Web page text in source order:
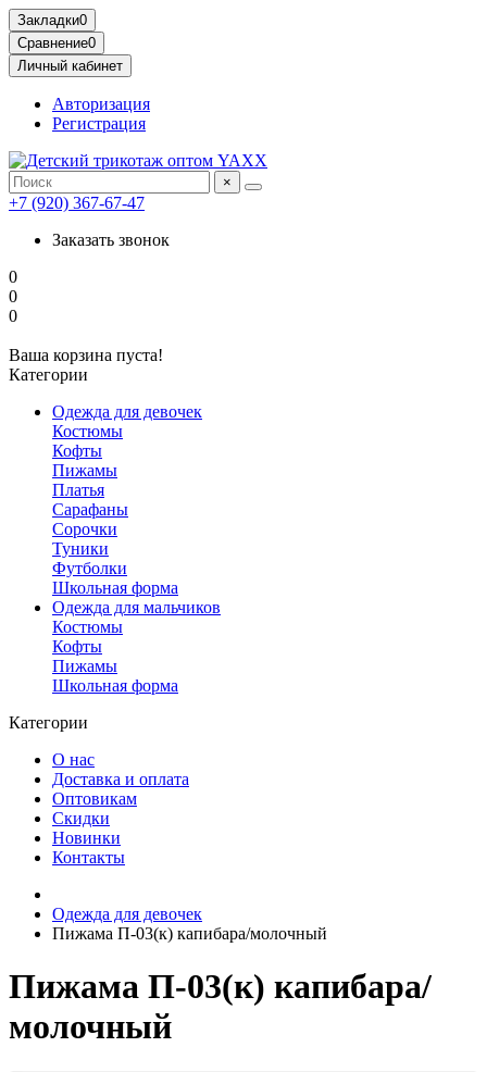
Закладки0
Сравнение0
Личный кабинет
Авторизация
Регистрация
×
+7 (920) 367-67-47
Заказать звонок
0
0
0
Ваша корзина пуста!
Категории
Одежда для девочек
Костюмы
Кофты
Пижамы
Платья
Сарафаны
Сорочки
Туники
Футболки
Школьная форма
Одежда для мальчиков
Костюмы
Кофты
Пижамы
Школьная форма
Категории
О нас
Доставка и оплата
Оптовикам
Скидки
Новинки
Контакты
Одежда для девочек
Пижама П-03(к) капибара/молочный
Пижама П-03(к) капибара/
молочный